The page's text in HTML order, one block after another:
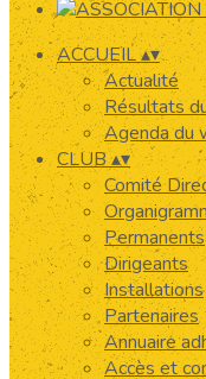
ACCUEIL▴▾
Actualité
Résultats
Agenda du
CLUB▴▾
Comité
Permanents
Dirigeants
Installations
Partenaires
Annuaire
Accès et